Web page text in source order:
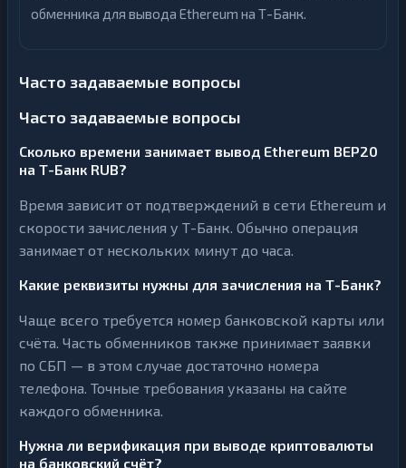
обменника для вывода Ethereum на Т-Банк.
Часто задаваемые вопросы
Часто задаваемые вопросы
Сколько времени занимает вывод Ethereum BEP20
на Т-Банк RUB?
Время зависит от подтверждений в сети Ethereum и
скорости зачисления у Т-Банк. Обычно операция
занимает от нескольких минут до часа.
Какие реквизиты нужны для зачисления на Т-Банк?
Чаще всего требуется номер банковской карты или
счёта. Часть обменников также принимает заявки
по СБП — в этом случае достаточно номера
телефона. Точные требования указаны на сайте
каждого обменника.
Нужна ли верификация при выводе криптовалюты
на банковский счёт?